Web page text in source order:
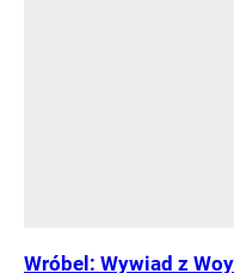
Wróbel: Wywiad z